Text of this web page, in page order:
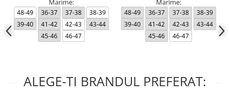
Marime:
48-49 36-37 37-38
38-39
39-40
41-42 42-43
43-44
45-46
46-47
Marime:
48-49 36-37 37-38
38-39
39-40
41-42 42-43
43-44
45-46
46-47
ALEGE-TI BRANDUL PREFERAT: